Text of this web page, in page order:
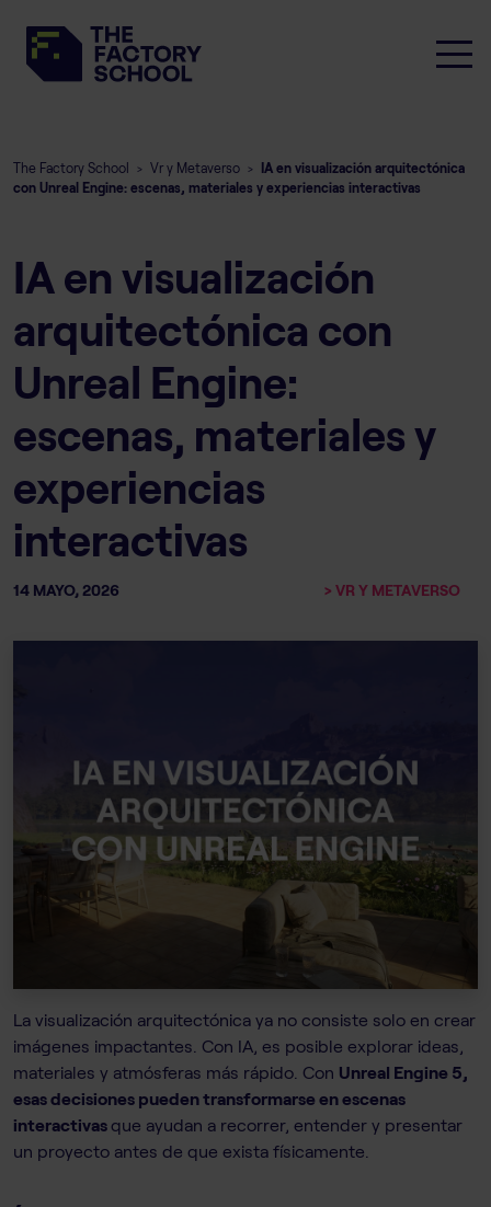
The Factory School > Vr y Metaverso >
IA en visualización arquitectónica
con Unreal Engine: escenas, materiales y experiencias interactivas
IA en visualización
arquitectónica con
Unreal Engine:
escenas, materiales y
experiencias
interactivas
14 MAYO, 2026 > VR Y METAVERSO
La visualización arquitectónica ya no consiste solo en crear
imágenes impactantes. Con IA, es posible explorar ideas,
materiales y atmósferas más rápido. Con Unreal Engine 5,
esas decisiones pueden transformarse en escenas
interactivas que ayudan a recorrer, entender y presentar
un proyecto antes de que exista físicamente.